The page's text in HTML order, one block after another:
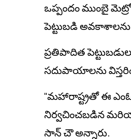
ఒప్పందం ముంబై
పెట్టుబడి
ప్రతిపాదిత
సదుపాయాలను
"మహారాష్ట్రతో ఈ
నిర్వచించబడిన
సాన్ చౌ అన్నారు.